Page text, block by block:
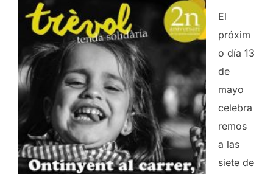
El
próxim
o día 13
de
mayo
celebra
remos
a las
siete de